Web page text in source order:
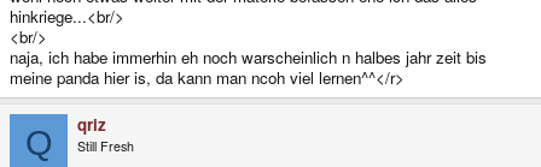
hinkriege...<br/>
<br/>
naja, ich habe immerhin eh noch warscheinlich n halbes jahr zeit bis
meine panda hier is, da kann man ncoh viel lernen^^</r>
Q qriz
Still Fresh